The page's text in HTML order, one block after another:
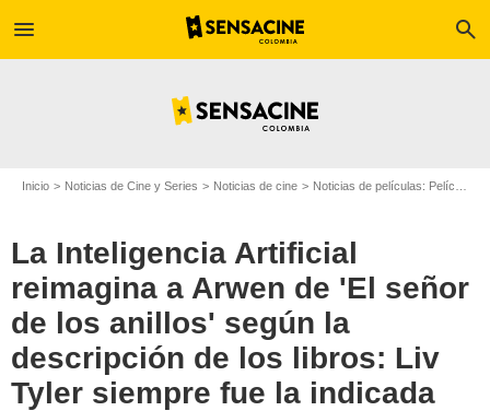
menu search
Inicio Noticias de Cine y Series Noticias de cine Noticias de películas: Película - ¿Sabías que...?
La Inteligencia Artificial
reimagina a Arwen de 'El señor
de los anillos' según la
descripción de los libros: Liv
Tyler siempre fue la indicada